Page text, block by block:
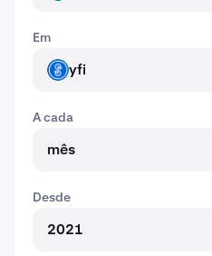
Em
YFI yfi
A cada
mês
Desde
2021